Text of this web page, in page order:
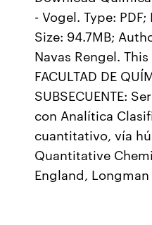
- Vogel. Type:
Size: 94.7MB;
Navas Rengel.
FACULTAD DE
SUBSECUENTE:
con Analítica
cuantitativo, vía
Quantitative
England,